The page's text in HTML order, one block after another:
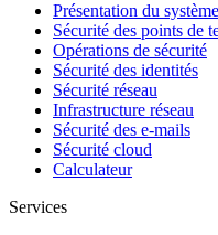
Présentation du
Sécurité des points de
Opérations de sécurité
Sécurité des identités
Sécurité réseau
Infrastructure réseau
Sécurité des e-mails
Sécurité cloud
Calculateur
Services